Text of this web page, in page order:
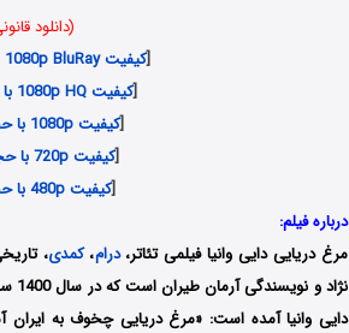
(دانلود
[کیفیت 1080p BluRay با حجم 3.0 گیگابایت – 14.000 تومان
[کیفیت 1080p HQ با حجم 1.7 گیگابایت – 13.000 تومان
[کیفیت 1080p با حجم 1.2 گیگابایت – 12.000 تومان
[کیفیت 720p با حجم 535 مگابایت – 10.000 تومان
[کیفیت 480p با حجم 305 مگابایت – 8.000 تومان
درباره فیلم:
مرغ دریایی دایی وانیا فیلمی تئاتر،درام،کمدی،
دایی وانیا آمده است: «مرغ دریایی چخوف به